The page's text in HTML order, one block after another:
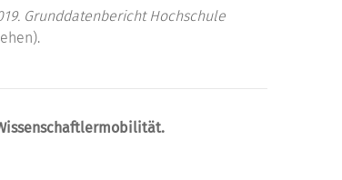
Grunddatenbericht Hochschule